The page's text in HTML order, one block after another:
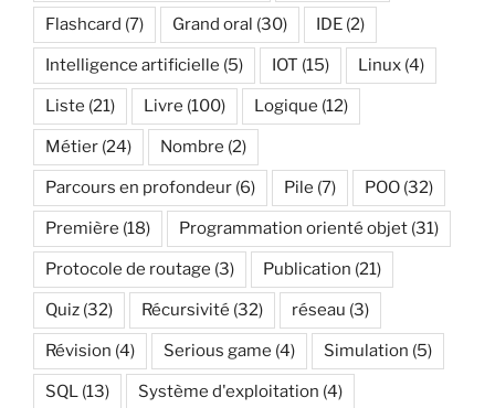
Flashcard (7) Grand oral (30) IDE (2)
Intelligence artificielle (5) IOT (15) Linux (4)
Liste (21) Livre (100) Logique (12)
Métier (24) Nombre (2)
Parcours en profondeur (6) Pile (7) POO (32)
Première (18) Programmation orienté objet (31)
Protocole de routage (3) Publication (21)
Quiz (32) Récursivité (32) réseau (3)
Révision (4) Serious game (4) Simulation (5)
SQL (13) Système d'exploitation (4)